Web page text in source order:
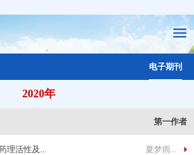
电子期刊
2020年
第一作者
理活性及... 夏梦雨...